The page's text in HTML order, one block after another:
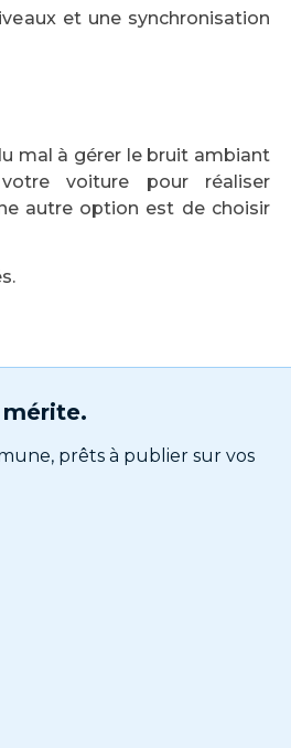
et une synchronisation
mal à gérer le bruit ambiant
voiture pour réaliser
autre option est de choisir
prêts à publier sur vos